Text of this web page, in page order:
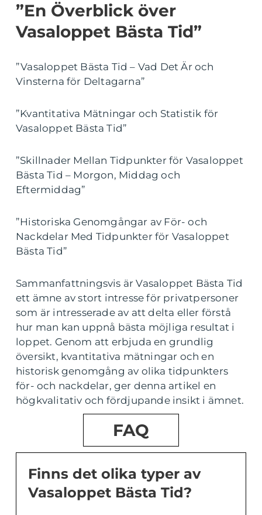
”En Överblick över
Vasaloppet Bästa Tid”
”Vasaloppet Bästa Tid – Vad Det Är och
Vinsterna för Deltagarna”
”Kvantitativa Mätningar och Statistik för
Vasaloppet Bästa Tid”
”Skillnader Mellan Tidpunkter för Vasaloppet
Bästa Tid – Morgon, Middag och
Eftermiddag”
”Historiska Genomgångar av För- och
Nackdelar Med Tidpunkter för Vasaloppet
Bästa Tid”
Sammanfattningsvis är Vasaloppet Bästa Tid
ett ämne av stort intresse för privatpersoner
som är intresserade av att delta eller förstå
hur man kan uppnå bästa möjliga resultat i
loppet. Genom att erbjuda en grundlig
översikt, kvantitativa mätningar och en
historisk genomgång av olika tidpunkters
för- och nackdelar, ger denna artikel en
högkvalitativ och fördjupande insikt i ämnet.
FAQ
Finns det olika typer av
Vasaloppet Bästa Tid?